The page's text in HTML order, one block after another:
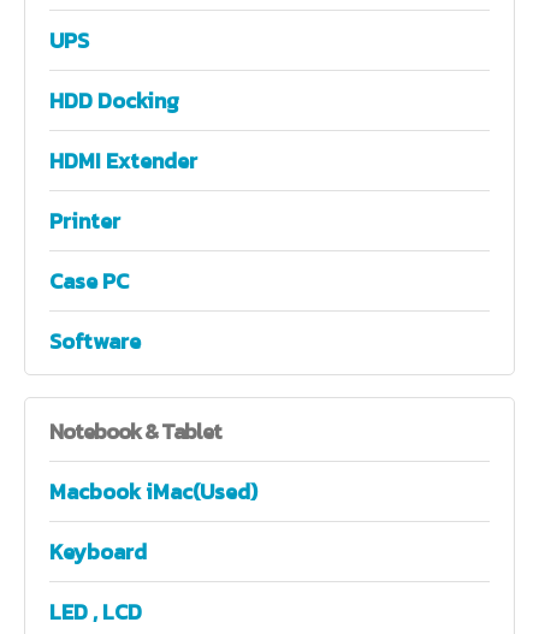
UPS
HDD Docking
HDMI Extender
Printer
Case PC
Software
Notebook& Tablet
Macbook iMac(Used)
Keyboard
LED , LCD